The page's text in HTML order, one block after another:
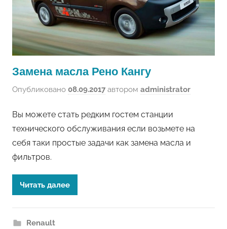
Замена масла Рено Кангу
Опубликовано 08.09.2017автором administrator
Вы можете стать редким гостем станции
технического обслуживания если возьмете на
себя таки простые задачи как замена масла и
фильтров.
Читать далее
Renault